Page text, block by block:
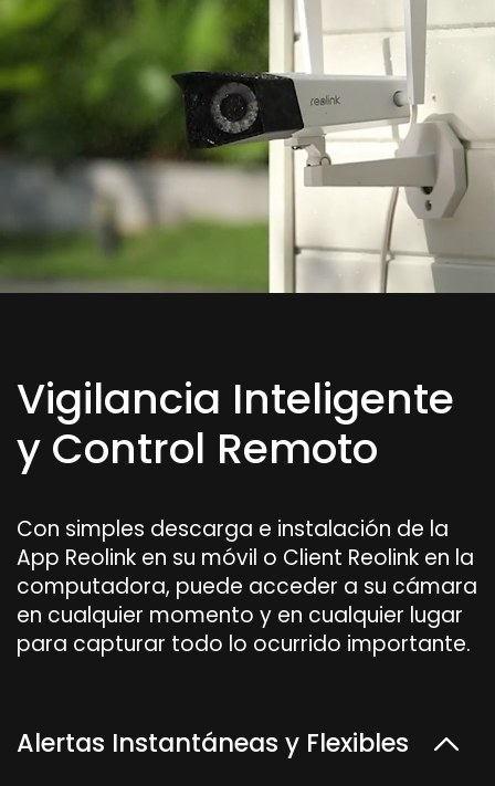
Vigilancia Inteligente
y Control Remoto
Con simples descarga e instalación de la
App Reolink en su móvil o Client Reolink en la
computadora, puede acceder a su cámara
en cualquier momento y en cualquier lugar
para capturar todo lo ocurrido importante.
Alertas Instantáneas y Flexibles